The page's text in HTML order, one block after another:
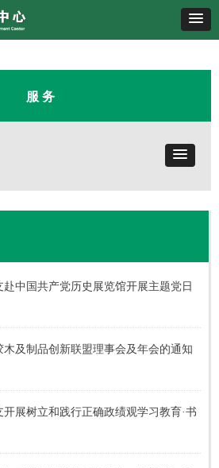
服 务
中国共产党历史展览馆开展主题党日
及制品创新联盟理事会及年会的通知
展树立和践行正确政绩观学习教育·书